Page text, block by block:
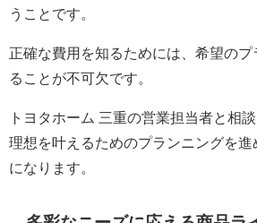
うことです。
正確な費用を知るためには、希望のプ
ることが不可欠です。
トヨタホーム 三重の営業担当者と相
理想を叶えるためのプランニングを
になります。